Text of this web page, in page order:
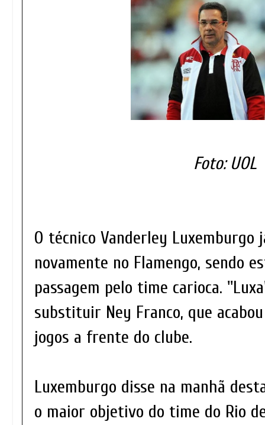
Foto: UOL
O técnico Vanderley Luxemburgo
novamente no Flamengo, sendo
passagem pelo time carioca.
substituir Ney Franco, que
jogos a frente do clube.
Luxemburgo disse na manhã
o maior objetivo do time do Rio